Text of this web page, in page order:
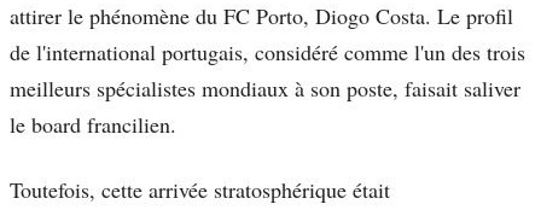
attirer le phénomène du FC Porto, Diogo Costa. Le profil
de l'international portugais, considéré comme l'un des trois
meilleurs spécialistes mondiaux à son poste, faisait saliver
le board francilien.
Toutefois, cette arrivée stratosphérique était